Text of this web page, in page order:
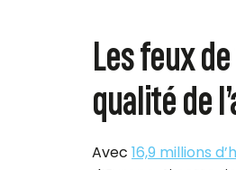
Les feux
qualité de
Avec 16,9 millions